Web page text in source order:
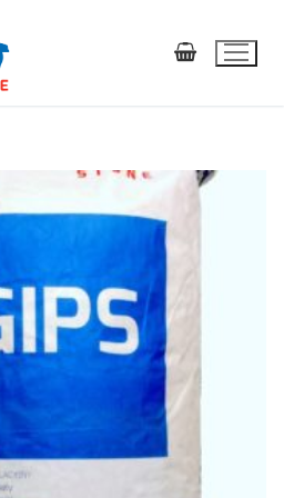
ŻÓŁTY, NIEBIESKI
kolor BIAŁY
kolor EXTRA BIAŁY